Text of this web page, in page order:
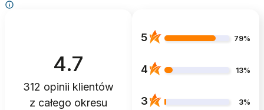
4.7
312 opinii klientów
z całego okresu
5 79%
4 13%
3 3%